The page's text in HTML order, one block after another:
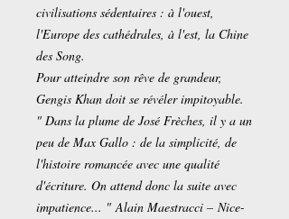
civilisations sédentaires : à l'ouest,
l'Europe des cathédrales, à l'est, la Chine
des Song.
Pour atteindre son rêve de grandeur,
Gengis Khan doit se révéler impitoyable.
" Dans la plume de José Frèches, il y a un
peu de Max Gallo : de la simplicité, de
l'histoire romancée avec une qualité
d'écriture. On attend donc la suite avec
impatience... " Alain Maestracci – Nice-